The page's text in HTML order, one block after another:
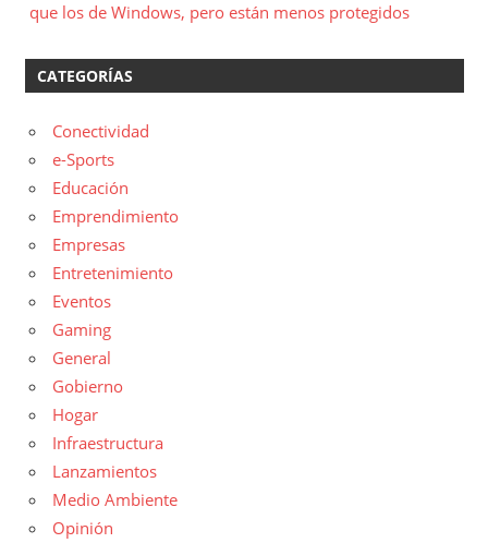
que los de Windows, pero están menos protegidos
CATEGORÍAS
Conectividad
e-Sports
Educación
Emprendimiento
Empresas
Entretenimiento
Eventos
Gaming
General
Gobierno
Hogar
Infraestructura
Lanzamientos
Medio Ambiente
Opinión